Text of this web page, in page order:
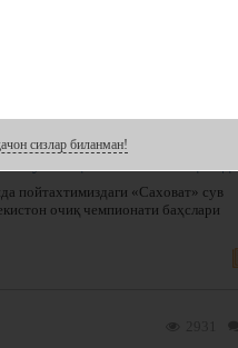
2148
мусобақага мезбонлик қилади
пойтахтимиздаги «Саховат» сув
очиқ чемпионати баҳслари
сизлар биланман!